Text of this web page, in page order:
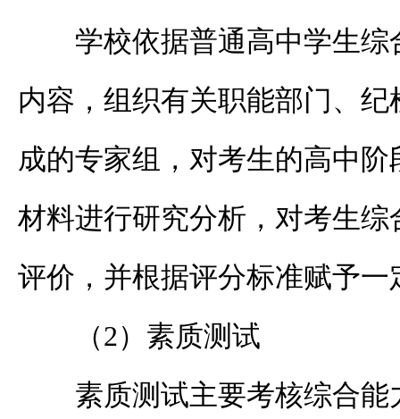
学校依据普通高中学生
内容，组织有关职能部门、
成的专家组，对考生的高中
材料进行研究分析，对考生
评价，并根据评分标准赋予一
（2）素质测试
素质测试主要考核综合